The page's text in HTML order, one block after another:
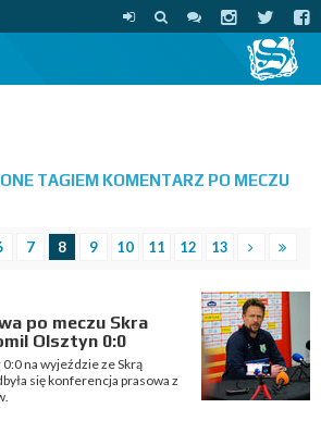
TAGIEM KOMENTARZ PO MECZU
7 8 9 10 11 12 13
po meczu Skra
Olsztyn 0:0
na wyjeździe ze Skrą
się konferencja prasowa z